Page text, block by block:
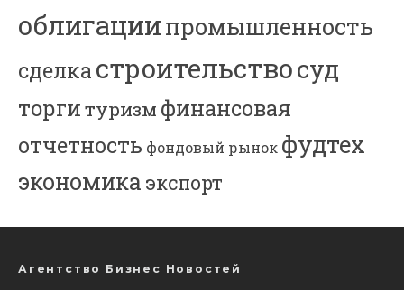
облигациипромышленность
сделкастроительствосуд
торгитуризм финансовая
отчетность фондовый рынок фудтех
экономика экспорт
Агентство Бизнес Новостей